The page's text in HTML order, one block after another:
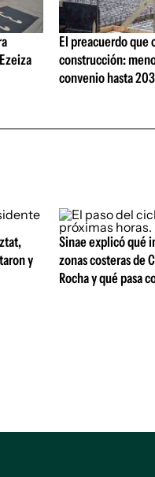
El preacuerdo que
construcción:
convenio hasta
y
Sinae explicó qué
zonas costeras de
Rocha y qué pasa